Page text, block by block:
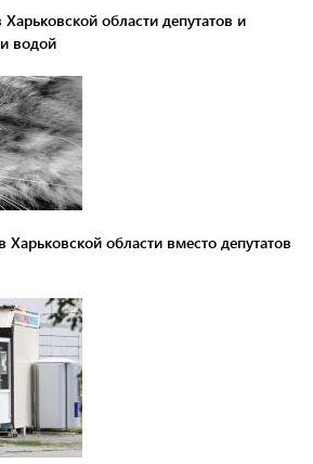
области депутатов и
водой
Харьковской области вместо депутатов